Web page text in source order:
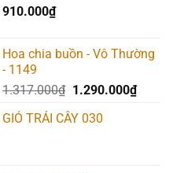
910.000₫
Hoa chia buồn - Vô Thường
- 1149
1.317.000₫ Giá
là:
1.290.000₫Giá
GIỎ TRÁI CÂY 030